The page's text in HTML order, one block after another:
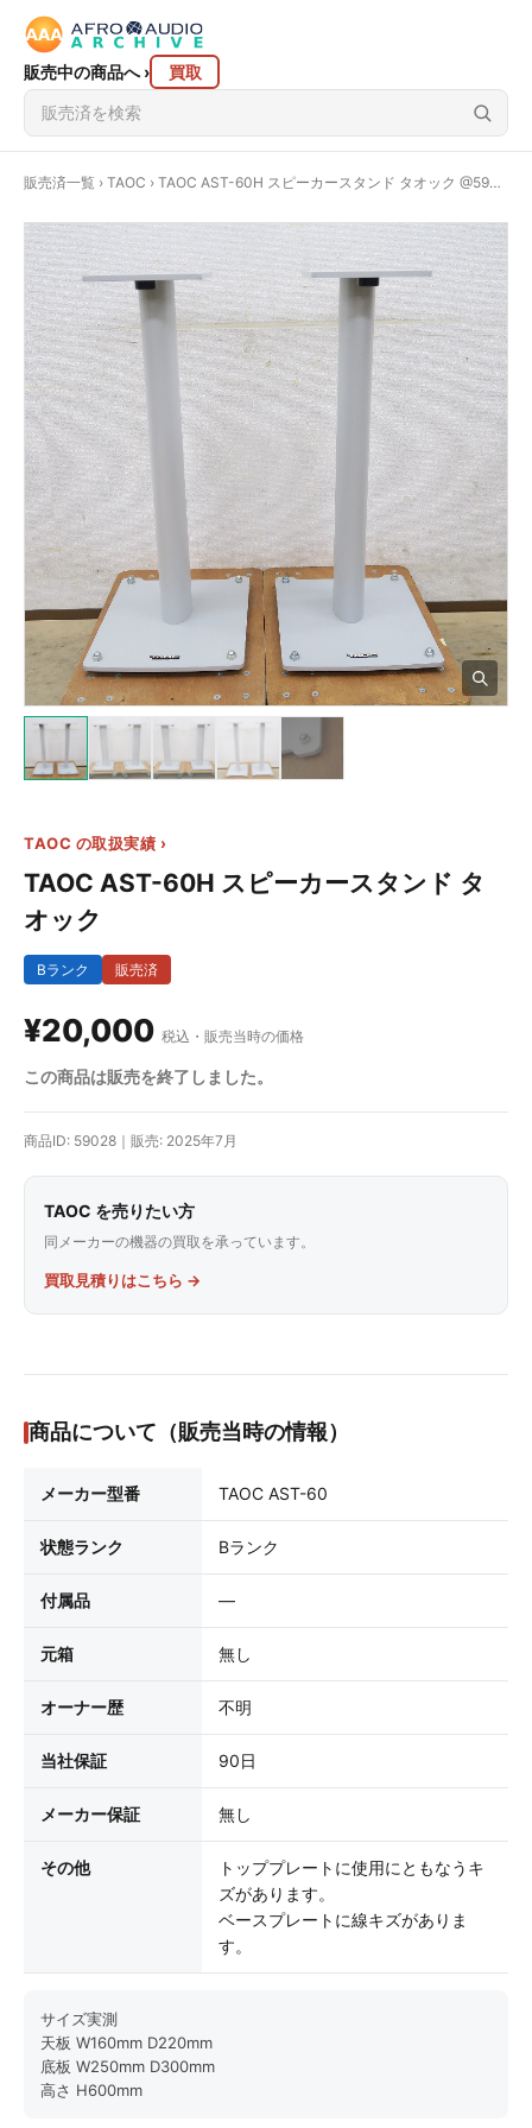
販売中の商品へ› 買取
販売済一覧 › TAOC › TAOC AST-60H スピーカースタンド タオック @59028
TAOC の取扱実績 ›
TAOC AST-60H スピーカースタンド タ
オック
販売済
Bランク
¥20,000 税込・販売当時の価格
この商品は販売を終了しました。
商品ID: 59028｜販売: 2025年7月
TAOC を売りたい方
同メーカーの機器の買取を承っています。
買取見積りはこちら →
商品について（販売当時の情報）
メーカー型番 TAOC AST-60
状態ランク Bランク
付属品 —
元箱 無し
オーナー歴 不明
当社保証 90日
メーカー保証 無し
その他
トッププレートに使用にともなうキ
ズがあります。
ベースプレートに線キズがありま
す。
サイズ実測
天板 W160mm D220mm
底板 W250mm D300mm
高さ H600mm